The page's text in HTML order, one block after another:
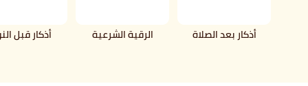
أذكار بعد الصلاة الرقية الشرعية أذكار قبل